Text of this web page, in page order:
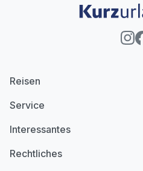
Reisen
Service
Interessantes
Rechtliches